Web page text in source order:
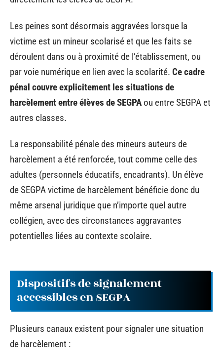
Les peines sont désormais aggravées lorsque la
victime est un mineur scolarisé et que les faits se
déroulent dans ou à proximité de l’établissement, ou
par voie numérique en lien avec la scolarité. Ce cadre
pénal couvre explicitement les situations de
harcèlement entre élèves de SEGPA ou entre SEGPA et
autres classes.
La responsabilité pénale des mineurs auteurs de
harcèlement a été renforcée, tout comme celle des
adultes (personnels éducatifs, encadrants). Un élève
de SEGPA victime de harcèlement bénéficie donc du
même arsenal juridique que n’importe quel autre
collégien, avec des circonstances aggravantes
potentielles liées au contexte scolaire.
Dispositifs de signalement
accessibles en SEGPA
Plusieurs canaux existent pour signaler une situation
de harcèlement :